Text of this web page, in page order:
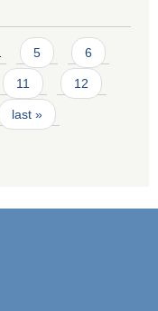
5 6
11 12
last »